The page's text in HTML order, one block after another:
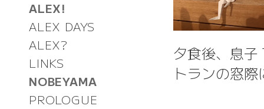
ALEX!
ALEX DAYS
ALEX?
LINKS
NOBEYAMA
PROLOGUE
夕食後、息
トランの窓